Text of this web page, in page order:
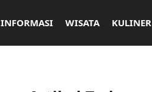
INFORMASI WISATA KULINER